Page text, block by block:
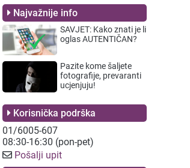
Najvažnije info
SAVJET: Kako znati je li
oglas AUTENTIČAN?
Pazite kome šaljete
fotografije, prevaranti
ucjenjuju!
Korisnička podrška
01/6005-607
08:30-16:30 (pon-pet)
Pošalji upit